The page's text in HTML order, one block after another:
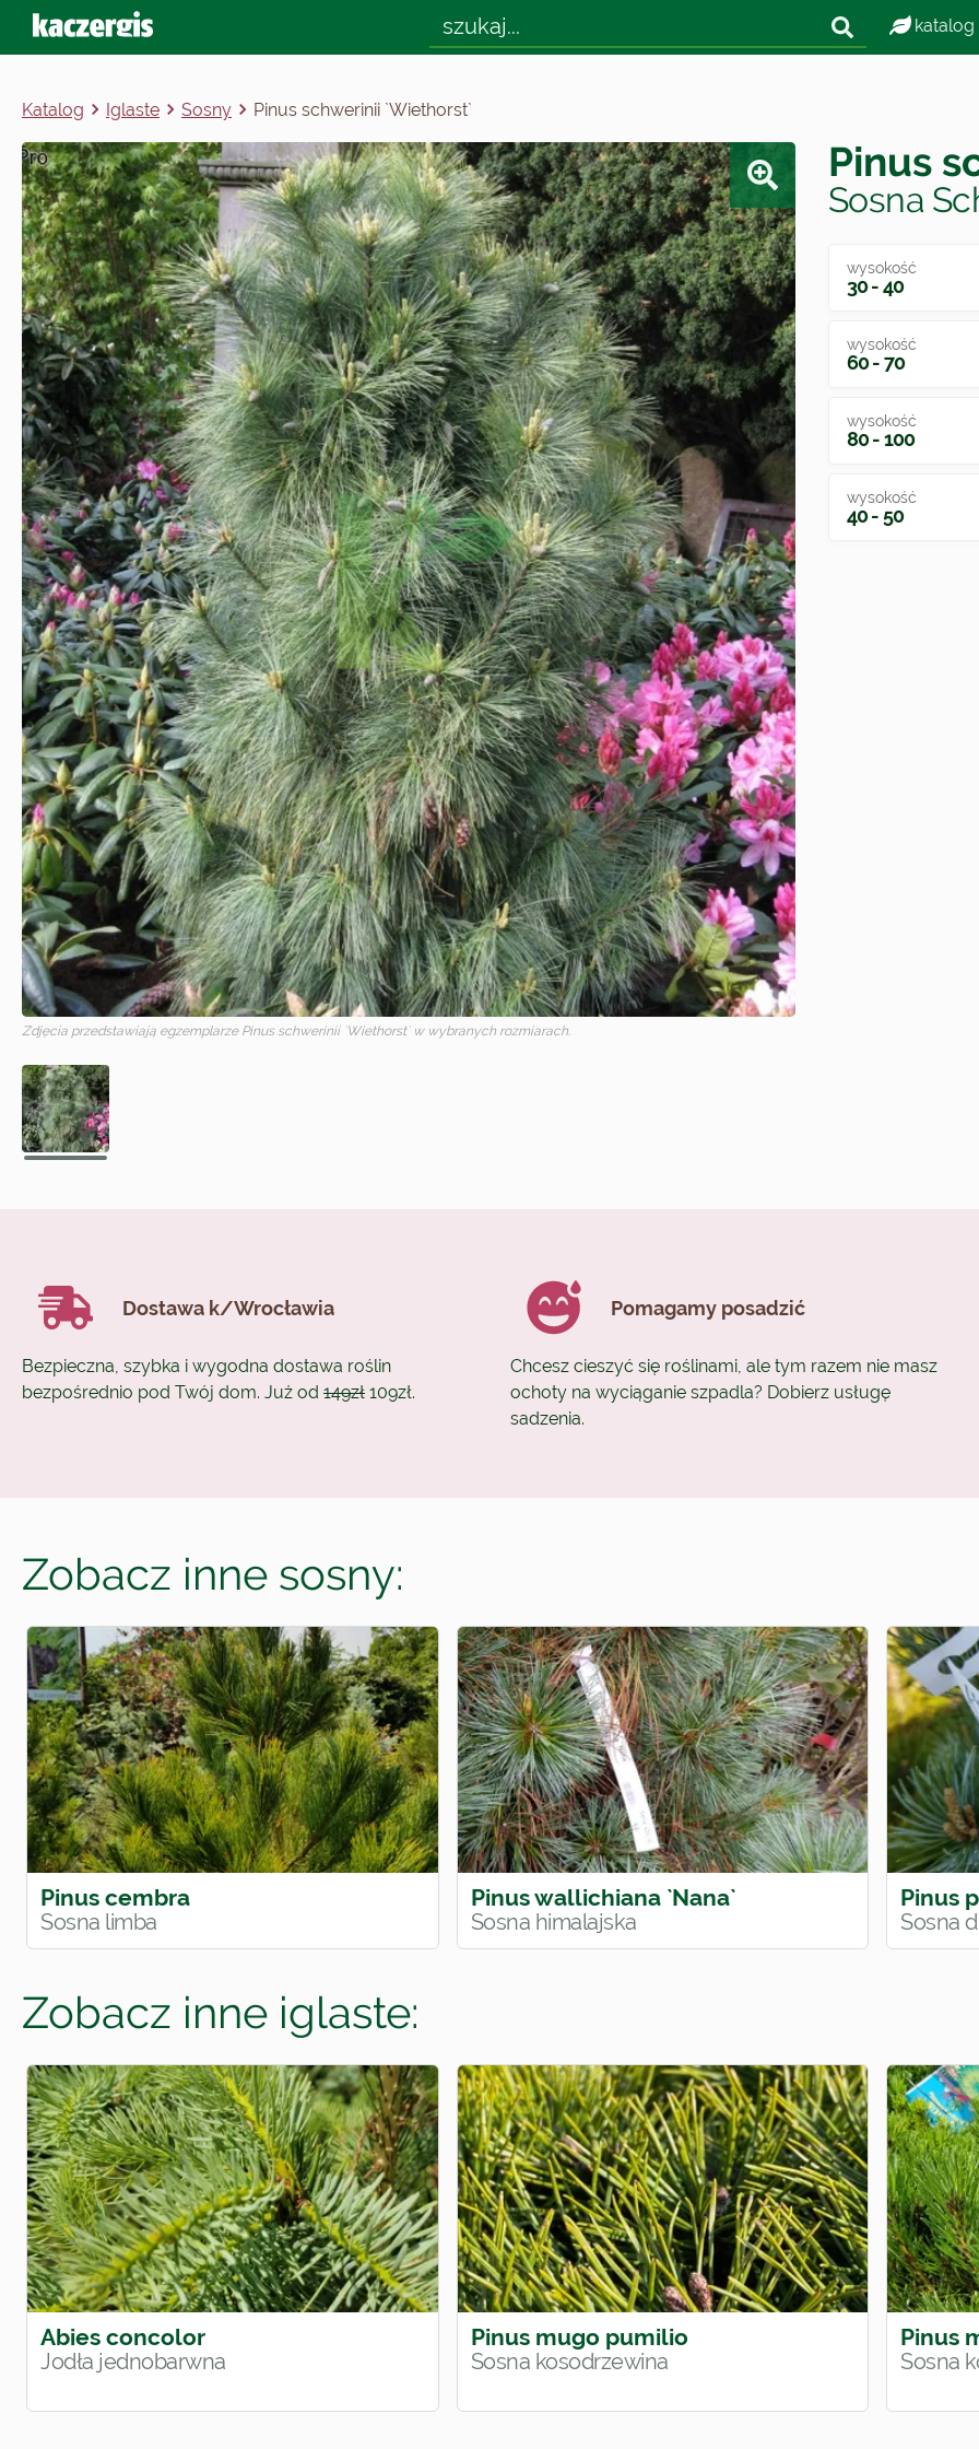
katalog
Katalog Iglaste Sosny Pinus schwerinii `Wiethorst`
Zdjęcia przedstawiają egzemplarze Pinus schwerinii `Wiethorst`w wybranych rozmiarach.
Pinus
Sosna
wysokość
30 - 40
wysokość
60 - 70
wysokość
80 - 100
wysokość
40 - 50
Dostawa k/Wrocławia
Bezpieczna, szybka i wygodna dostawa roślin
bezpośrednio pod Twój dom. Już od 149zł 109zł.
Pomagamy posadzić
Chcesz cieszyć się roślinami, ale tym razem nie masz
ochoty na wyciąganie szpadla? Dobierz usługę
sadzenia.
Zobacz inne sosny:
Pinus cembra
Sosna limba
Pinus wallichiana `Nana`
Sosna himalajska
Pinus
Sosna
Zobacz inne iglaste:
Abies concolor
Jodła jednobarwna
Pinus mugo pumilio
Sosna kosodrzewina
Pinus
Sosna